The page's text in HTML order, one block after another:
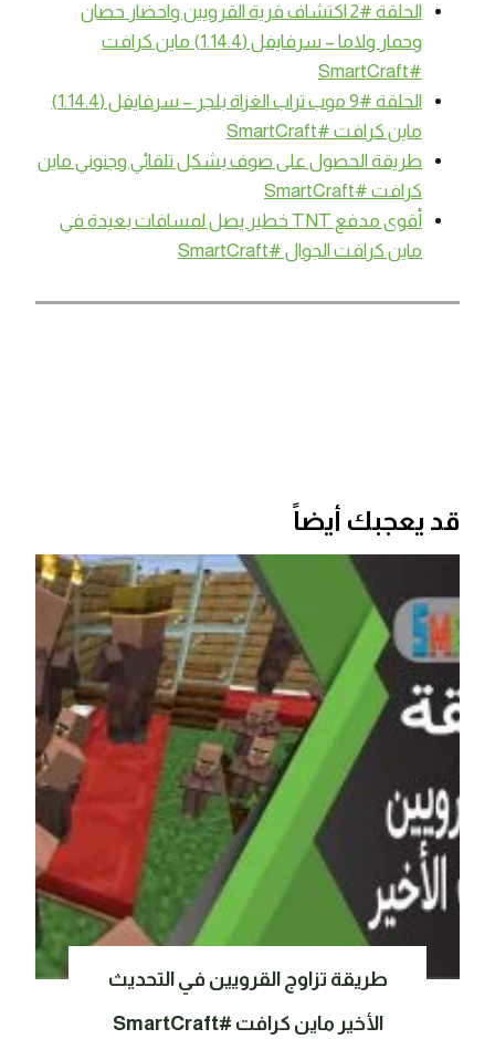
الحلقة #2 اكتشاف قرية القرويين واحضار حصان
وحمار ولاما – سرفايفل (1.14.4) ماين كرافت
#SmartCraft
الحلقة #9 موب تراب الغزاة بلجر – سرفايفل (1.14.4)
ماين كرافت #SmartCraft
طريقة الحصول على صوف بشكل تلقائي وجنوني ماين
كرافت #SmartCraft
أقوى مدفع TNT خطير يصل لمسافات بعيدة في
ماين كرافت الجوال #SmartCraft
قد يعجبك أيضاً
طريقة تزاوج القرويين في التحديث
الأخير ماين كرافت #SmartCraft